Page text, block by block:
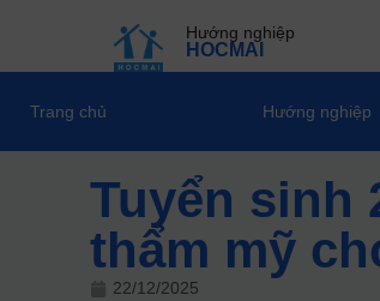
Hướng nghiệp
HOCMAI
Trang chủ Hướng nghiệp
Tuyển sinh
thẩm mỹ
22/12/2025